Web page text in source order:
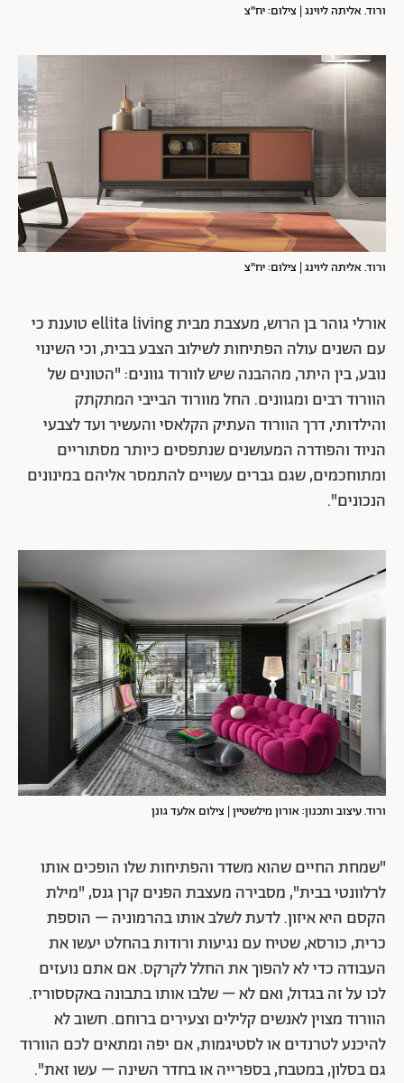
ורוד. אליתה ליוינג | צילום: יח"צ
ורוד. אליתה ליוינג | צילום: יח"צ
אורלי גוהר בן הרוש, מעצבת מבית ellita living טוענת כי
עם השנים עולה הפתיחות לשילוב הצבע בבית, וכי השינוי
נובע, בין היתר, מההבנה שיש לוורוד גוונים: "הטונים של
הוורוד רבים ומגוונים. החל מוורוד הבייבי המתקתק
והילדותי, דרך הוורוד העתיק הקלאסי והעשיר ועד לצבעי
הניוד והפודרה המעושנים שנתפסים כיותר מסתוריים
ומתוחכמים, שגם גברים עשויים להתמסר אליהם במינונים
הנכונים".
ורוד. עיצוב ותכנון: אורון מילשטיין | צילום אלעד גונן
"שמחת החיים שהוא משדר והפתיחות שלו הופכים אותו
לרלוונטי בבית", מסבירה מעצבת הפנים קרן גנס, "מילת
הקסם היא איזון. לדעת לשלב אותו בהרמוניה – הוספת
כרית, כורסא, שטיח עם נגיעות ורודות בהחלט יעשו את
העבודה כדי לא להפוך את החלל לקרקס. אם אתם נועזים
לכו על זה בגדול, ואם לא – שלבו אותו בתבונה באקססוריז.
הוורוד מצוין לאנשים קלילים וצעירים ברוחם. חשוב לא
להיכנע לטרנדים או לסטיגמות, אם יפה ומתאים לכם הוורוד
גם בסלון, במטבח, בספרייה או בחדר השינה – עשו זאת".